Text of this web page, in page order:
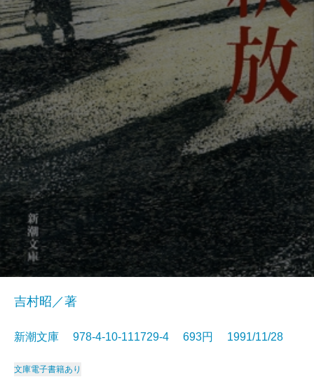
吉村昭／著
新潮文庫 978-4-10-111729-4 693円 1991/11/28
文庫電子書籍あり